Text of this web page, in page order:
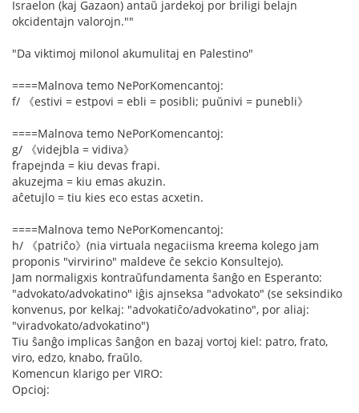
Israelon (kaj Gazaon) antaŭ jardekoj por briligi belajn
okcidentajn valorojn.""
"Da viktimoj milonol akumulitaj en Palestino"
====Malnova temo NePorKomencantoj:
f/ 《estivi = estpovi = ebli = posibli; puŭnivi = punebli》
====Malnova temo NePorKomencantoj:
g/ 《videjbla = vidiva》
frapejnda = kiu devas frapi.
akuzejma = kiu emas akuzin.
aĉetujlo = tiu kies eco estas acxetin.
====Malnova temo NePorKomencantoj:
h/ 《patriĉo》(nia virtuala negaciisma kreema kolego jam
proponis "virvirino" maldeve ĉe sekcio Konsultejo).
Jam normaligxis kontraŭfundamenta ŝanĝo en Esperanto:
"advokato/advokatino" iĝis ajnseksa "advokato" (se seksindiko
konvenus, por kelkaj: "advokatiĉo/advokatino", por aliaj:
"viradvokato/advokatino")
Tiu ŝanĝo implicas ŝanĝon en bazaj vortoj kiel: patro, frato,
viro, edzo, knabo, fraŭlo.
Komencun klarigo per VIRO:
Opcioj: